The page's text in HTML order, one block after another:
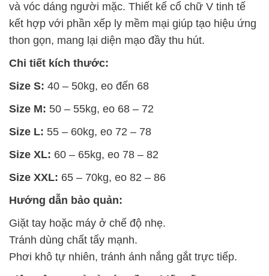
và vóc dáng người mặc. Thiết kế cổ chữ V tinh tế
kết hợp với phần xếp ly mềm mại giúp tạo hiệu ứng
thon gọn, mang lại diện mạo đầy thu hút.
Chi tiết kích thước:
Size S: 40 – 50kg, eo đến 68
Size M: 50 – 55kg, eo 68 – 72
Size L: 55 – 60kg, eo 72 – 78
Size XL: 60 – 65kg, eo 78 – 82
Size XXL: 65 – 70kg, eo 82 – 86
Hướng dẫn bảo quản:
Giặt tay hoặc máy ở chế độ nhẹ.
Tránh dùng chất tẩy mạnh.
Phơi khô tự nhiên, tránh ánh nắng gắt trực tiếp.